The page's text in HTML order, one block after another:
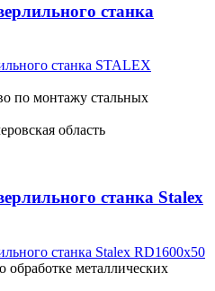
станка
по монтажу стальных
область
станка Stalex
обработке металлических